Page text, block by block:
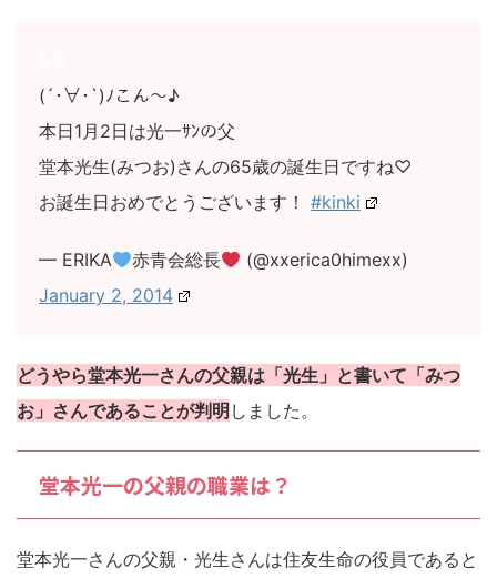
(´･∀･`)ﾉこん～♪
本日1月2日は光一ｻﾝの父
堂本光生(みつお)さんの65歳の誕生日ですね♡
お誕生日おめでとうございます！ #kinki
— ERIKA 赤青会総長
(@xxerica0himexx)
January 2, 2014
どうやら堂本光一さんの父親は「光生」と書いて「みつ
お」さんであることが判明 しました。
堂本光一の父親の職業は？
堂本光一さんの父親・光生さんは住友生命の役員であると